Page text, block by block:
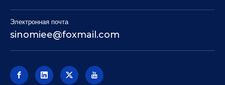
Электронная почта
sinomiee@foxmail.com